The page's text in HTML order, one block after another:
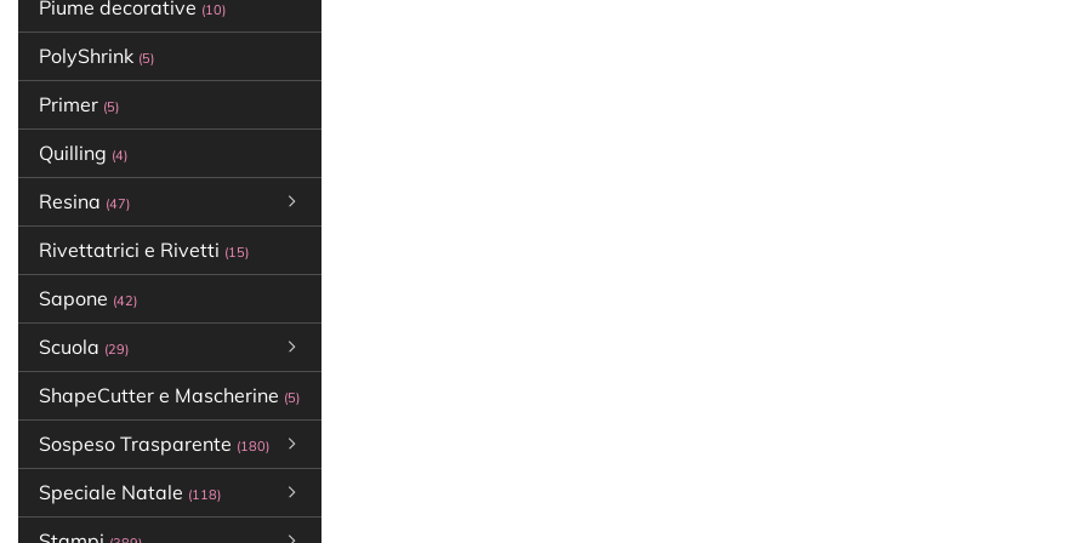
Piume decorative (10)
PolyShrink (5)
Primer (5)
Quilling (4)
Resina (47)
Rivettatrici e Rivetti (15)
Sapone (42)
Scuola (29)
ShapeCutter e Mascherine (5)
Sospeso Trasparente (180)
Speciale Natale (118)